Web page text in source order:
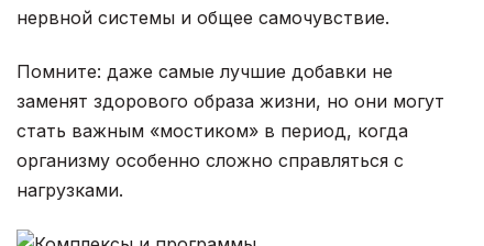
нервной системы и общее самочувствие.
Помните: даже самые лучшие добавки не
заменят здорового образа жизни, но они могут
стать важным «мостиком» в период, когда
организму особенно сложно справляться с
нагрузками.